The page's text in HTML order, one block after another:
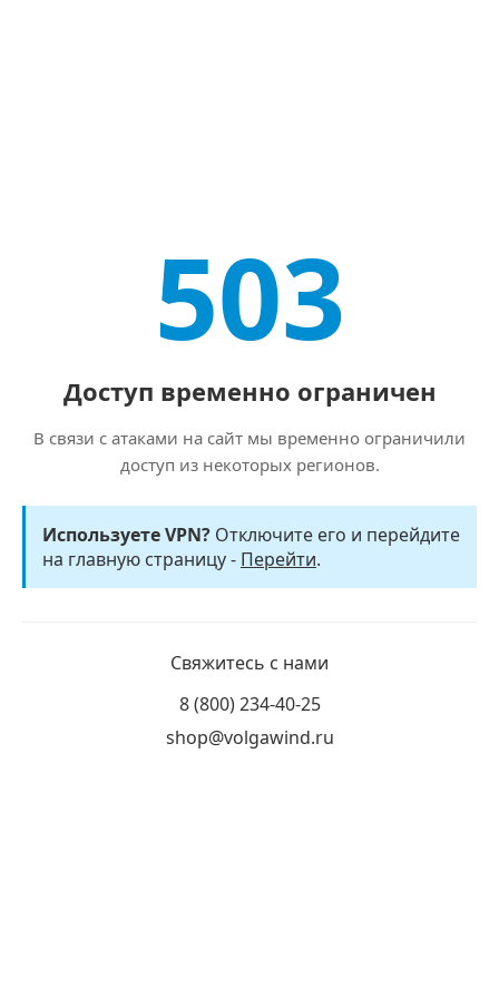
503
Доступ временно ограничен
В связи с атаками на сайт мы временно ограничили
доступ из некоторых регионов.
Используете VPN? Отключите его и перейдите
на главную страницу - Перейти.
Свяжитесь с нами
8 (800) 234-40-25
shop@volgawind.ru